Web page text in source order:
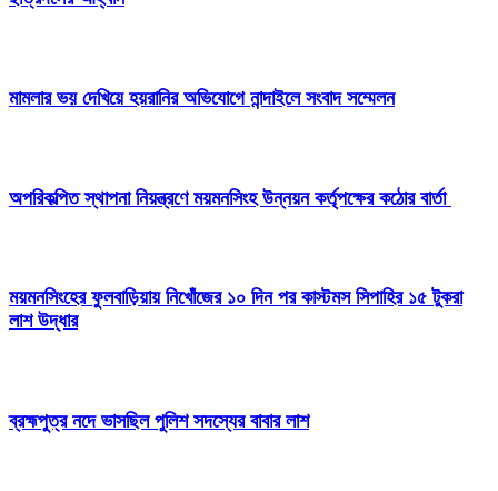
মামলার ভয় দেখিয়ে হয়রানির অভিযোগে নান্দাইলে সংবাদ সম্মেলন
অপরিকল্পিত স্থাপনা নিয়ন্ত্রণে ময়মনসিংহ উন্নয়ন কর্তৃপক্ষের কঠোর বার্তা
ময়মনসিংহের ফুলবাড়িয়ায় নিখোঁজের ১০ দিন পর কাস্টমস সিপাহির ১৫ টুকরা
লাশ উদ্ধার
ব্রহ্মপুত্র নদে ভাসছিল পুলিশ সদস্যের বাবার লাশ